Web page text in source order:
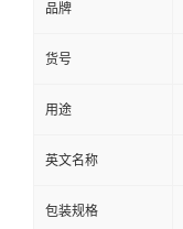
品牌
货号
用途
英文名称
包装规格